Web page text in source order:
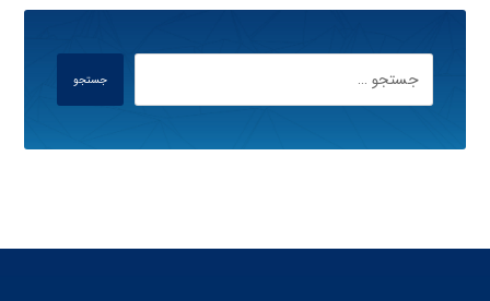
جستجو